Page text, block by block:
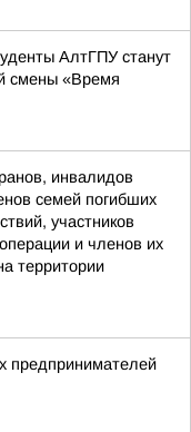
АлтГПУ станут
смены «Время
инвалидов
семей погибших
участников
и членов их
территории
предпринимателей